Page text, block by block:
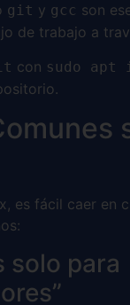
git y gcc son
de trabajo a
con sudo
es fácil caer en
solo para